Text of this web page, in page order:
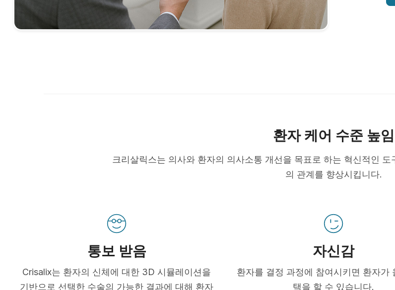
환자 케어 수준 높임
크리살릭스는 의사와 환자의 의사소통 개선을 목표로 하는 혁신적인
의 관계를 향상시킵니다.
통보 받음
Crisalix는 환자의 신체에 대한 3D 시뮬레이션을
기반으로 선택한 수술의 가능한 결과에 대해 환자
자신감
환자를 결정 과정에 참여시키면 환자가
택을 할 수 있습니다.